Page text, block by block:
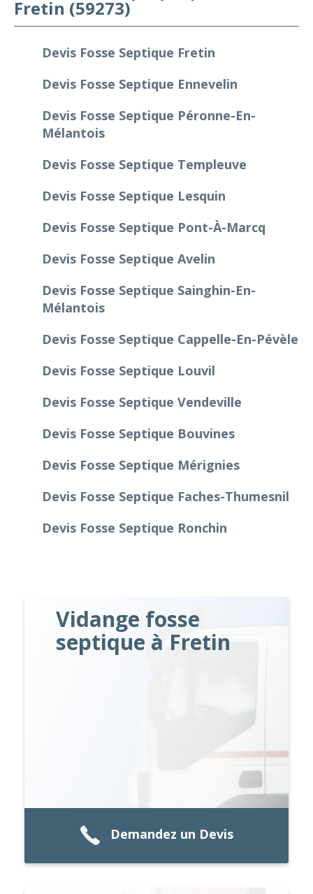
Fretin (59273)
Devis Fosse Septique Fretin
Devis Fosse Septique Ennevelin
Devis Fosse Septique Péronne-En-
Mélantois
Devis Fosse Septique Templeuve
Devis Fosse Septique Lesquin
Devis Fosse Septique Pont-À-Marcq
Devis Fosse Septique Avelin
Devis Fosse Septique Sainghin-En-
Mélantois
Devis Fosse Septique Cappelle-En-Pévèle
Devis Fosse Septique Louvil
Devis Fosse Septique Vendeville
Devis Fosse Septique Bouvines
Devis Fosse Septique Mérignies
Devis Fosse Septique Faches-Thumesnil
Devis Fosse Septique Ronchin
Vidange fosse
septique à Fretin
Demandez un Devis